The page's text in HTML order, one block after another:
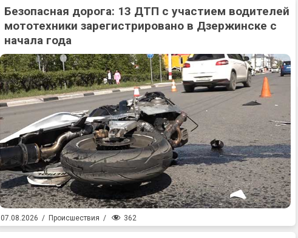
Безопасная дорога: 13 ДТП с участием водителей
мототехники зарегистрировано в Дзержинске с
начала года
07.08.2026 / Происшествия / 362